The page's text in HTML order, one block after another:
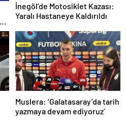
İnegöl’de Motosiklet Kazası:
Yaralı Hastaneye Kaldırıldı
Muslera: ‘Galatasaray’da tarih
yazmaya devam ediyoruz’